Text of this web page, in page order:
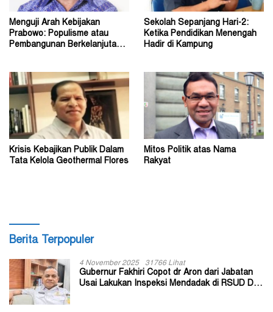
Menguji Arah Kebijakan
Prabowo: Populisme atau
Pembangunan Berkelanjutan?
Sekolah Sepanjang Hari-2:
Ketika Pendidikan Menengah
Hadir di Kampung
Krisis Kebajikan Publik Dalam
Tata Kelola Geothermal Flores
Mitos Politik atas Nama
Rakyat
Berita Terpopuler
4 November 2025 31766 Lihat
Gubernur Fakhiri Copot dr Aron dari Jabatan
Usai Lakukan Inspeksi Mendadak di RSUD Dok